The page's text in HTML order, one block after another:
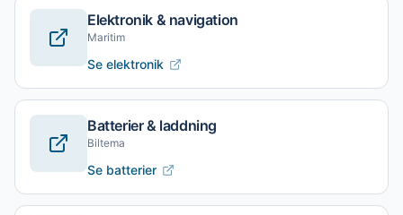
Elektronik & navigation
Maritim
Se elektronik
Batterier & laddning
Biltema
Se batterier